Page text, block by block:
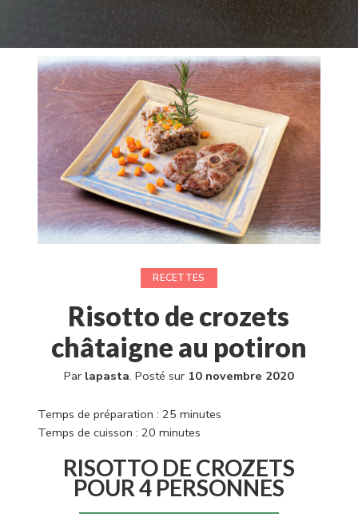
RECETTES
Risotto de crozets
châtaigne au potiron
Par lapasta. Posté sur 10 novembre 2020
Temps de préparation : 25 minutes
Temps de cuisson : 20 minutes
RISOTTO DE CROZETS
POUR 4 PERSONNES